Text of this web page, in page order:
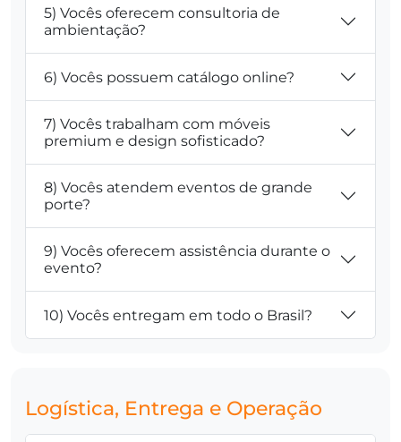
5) Vocês oferecem consultoria de
ambientação?
6) Vocês possuem catálogo online?
7) Vocês trabalham com móveis
premium e design sofisticado?
8) Vocês atendem eventos de grande
porte?
9) Vocês oferecem assistência durante o
evento?
10) Vocês entregam em todo o Brasil?
Logística, Entrega e Operação